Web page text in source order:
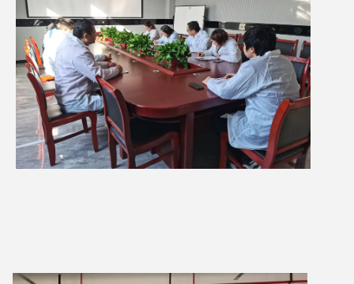
একটি বার্তা রেখে যান
আমরা শীঘ্রই আপনাকে আবার কল করব!